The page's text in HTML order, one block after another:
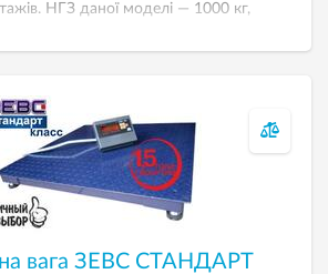
НГЗ даної моделі — 1000 кг,
— сталь із нікелевим покриттям,
з можливістю живлення від
вага ЗЕВС СТАНДАРТ